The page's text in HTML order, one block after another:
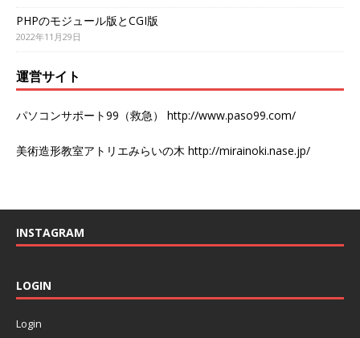
PHPのモジュール版とCGI版
2022年11月29日
運営サイト
パソコンサポート99（救急） http://www.paso99.com/
美術造形教室アトリエみらいの木 http://mirainoki.nase.jp/
INSTAGRAM
LOGIN
Login